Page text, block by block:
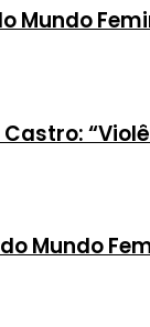
Mundo
Mundo